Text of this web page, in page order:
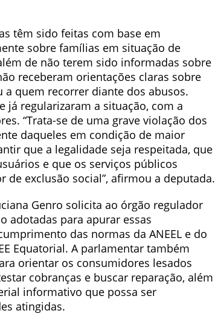
têm sido feitas com base em
sobre famílias em situação de
de não terem sido informadas sobre
receberam orientações claras sobre
quem recorrer diante dos abusos.
regularizaram a situação, com a
“Trata-se de uma grave violação dos
daqueles em condição de maior
que a legalidade seja respeitada, que
e que os serviços públicos
exclusão social”, afirmou a deputada.
Genro solicita ao órgão regulador
adotadas para apurar essas
das normas da ANEEL e do
Equatorial. A parlamentar também
orientar os consumidores lesados
cobranças e buscar reparação, além
informativo que possa ser
atingidas.